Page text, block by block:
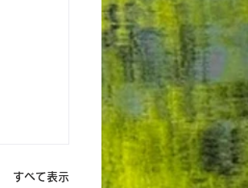
すべて表示